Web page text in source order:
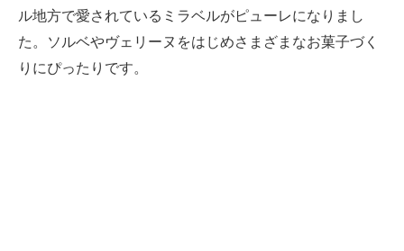
ル地方で愛されている ミラベルがピューレになりまし
た。 ソルベやヴェリーヌ をはじめさまざまなお菓子づく
りにぴったりです。